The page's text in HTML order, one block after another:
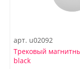
арт. u02092
Трековый
black